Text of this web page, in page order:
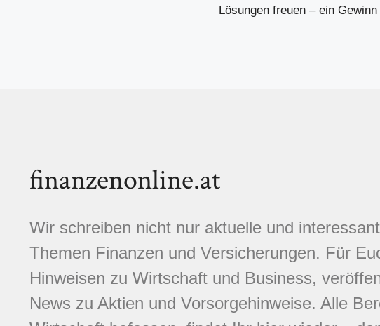
Lösungen freuen – ein
finanzenonline.at
Wir schreiben nicht nur aktuelle und
Themen Finanzen und Versicherungen. Für
Hinweisen zu Wirtschaft und Business,
News zu Aktien und Vorsorgehinweise. Alle